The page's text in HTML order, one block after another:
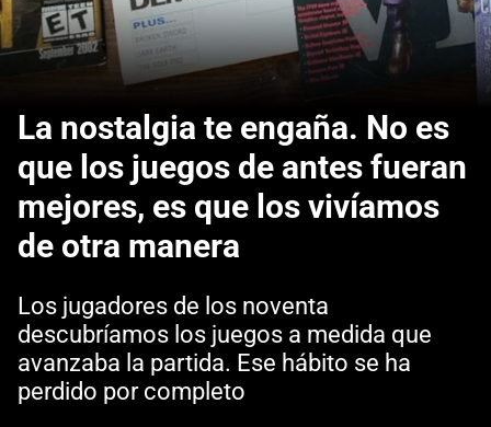
La nostalgia te engaña. No es
que los juegos de antes fueran
mejores, es que los vivíamos
de otra manera
Los jugadores de los noventa
descubríamos los juegos a medida que
avanzaba la partida. Ese hábito se ha
perdido por completo